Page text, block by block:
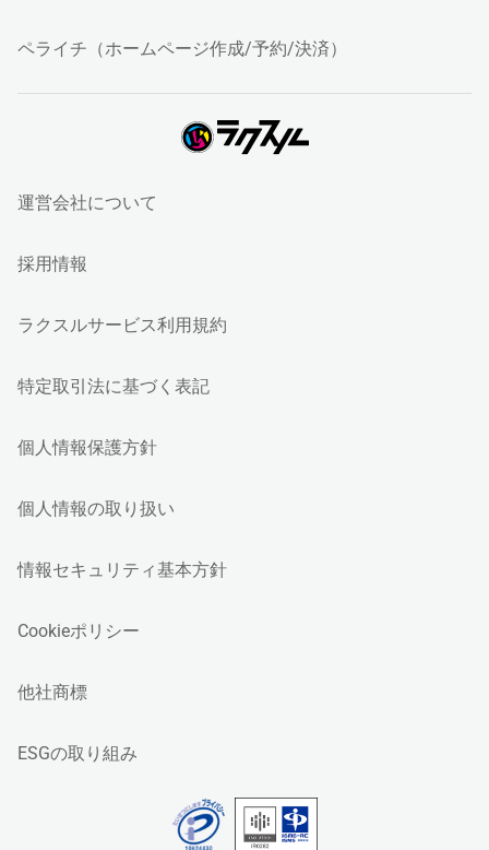
ペライチ（ホームページ作成/予約/決済）
運営会社について
採用情報
ラクスルサービス利用規約
特定取引法に基づく表記
個人情報保護方針
個人情報の取り扱い
情報セキュリティ基本方針
Cookieポリシー
他社商標
ESGの取り組み